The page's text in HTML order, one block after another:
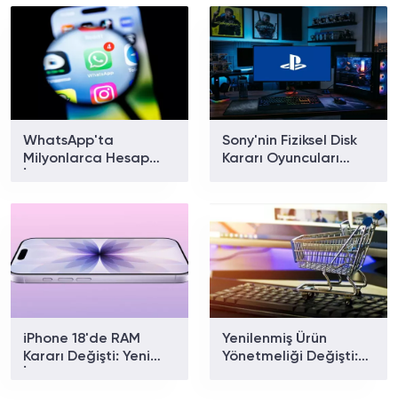
WhatsApp'ta
Milyonlarca Hesap
Sony'nin Fiziksel Disk
Kararı Oyuncuları
iPhone 18'de RAM
Kararı Değişti: Yeni
Yenilenmiş Ürün
Yönetmeliği Değişti: